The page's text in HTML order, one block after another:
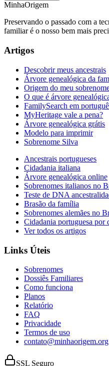
MinhaOrigem
Preservando o passado com a
familiar é o nosso bem mais
Artigos
Descobrir meus ancestrais
Árvore genealógica da
Origem do meu
O que é árvore
FamilySearch em
MyHeritage vale a pena?
Árvore genealógica grátis
Modelo para imprimir
Sobrenome Silva
Ancestrais portugueses
Cidadania italiana
Árvore genealógica online
Sobrenomes italianos no
Teste de DNA
Brasão da família
Sobrenomes alemães no
Cidadania portuguesa por
Ver todos os artigos
Links Úteis
Sobrenomes
Dossiês Familiares
Como funciona
Planos
Relatório
FAQ
Privacidade
Termos de uso
contato@minhaorigem.org
SSL Seguro